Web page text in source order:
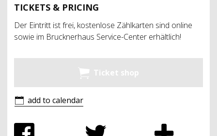
TICKETS & PRICING
Der Eintritt ist frei, kostenlose Zählkarten sind online
sowie im Brucknerhaus Service-Center erhältlich!
Ticket shop
add to calendar